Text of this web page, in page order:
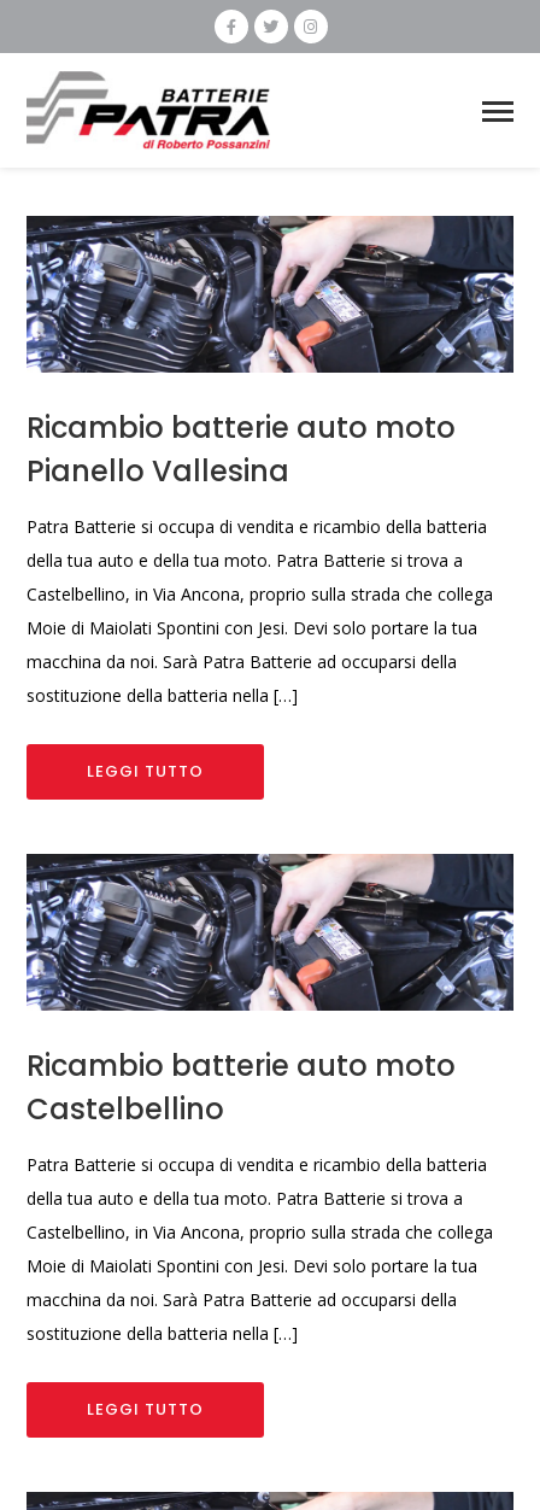
Ricambio batterie auto moto
Pianello Vallesina
Patra Batterie si occupa di vendita e ricambio della batteria
della tua auto e della tua moto. Patra Batterie si trova a
Castelbellino, in Via Ancona, proprio sulla strada che collega
Moie di Maiolati Spontini con Jesi. Devi solo portare la tua
macchina da noi. Sarà Patra Batterie ad occuparsi della
sostituzione della batteria nella […]
LEGGI TUTTO
Ricambio batterie auto moto
Castelbellino
Patra Batterie si occupa di vendita e ricambio della batteria
della tua auto e della tua moto. Patra Batterie si trova a
Castelbellino, in Via Ancona, proprio sulla strada che collega
Moie di Maiolati Spontini con Jesi. Devi solo portare la tua
macchina da noi. Sarà Patra Batterie ad occuparsi della
sostituzione della batteria nella […]
LEGGI TUTTO